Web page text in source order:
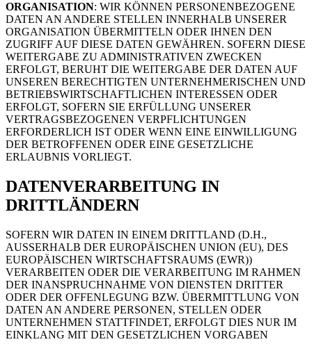
ORGANISATION: WIR KÖNNEN PERSONENBEZOGENE
DATEN AN ANDERE STELLEN INNERHALB UNSERER
ORGANISATION ÜBERMITTELN ODER IHNEN DEN
ZUGRIFF AUF DIESE DATEN GEWÄHREN. SOFERN DIESE
WEITERGABE ZU ADMINISTRATIVEN ZWECKEN
ERFOLGT, BERUHT DIE WEITERGABE DER DATEN AUF
UNSEREN BERECHTIGTEN UNTERNEHMERISCHEN UND
BETRIEBSWIRTSCHAFTLICHEN INTERESSEN ODER
ERFOLGT, SOFERN SIE ERFÜLLUNG UNSERER
VERTRAGSBEZOGENEN VERPFLICHTUNGEN
ERFORDERLICH IST ODER WENN EINE EINWILLIGUNG
DER BETROFFENEN ODER EINE GESETZLICHE
ERLAUBNIS VORLIEGT.
DATENVERARBEITUNG IN
DRITTLÄNDERN
SOFERN WIR DATEN IN EINEM DRITTLAND (D.H.,
AUSSERHALB DER EUROPÄISCHEN UNION (EU), DES
EUROPÄISCHEN WIRTSCHAFTSRAUMS (EWR))
VERARBEITEN ODER DIE VERARBEITUNG IM RAHMEN
DER INANSPRUCHNAHME VON DIENSTEN DRITTER
ODER DER OFFENLEGUNG BZW. ÜBERMITTLUNG VON
DATEN AN ANDERE PERSONEN, STELLEN ODER
UNTERNEHMEN STATTFINDET, ERFOLGT DIES NUR IM
EINKLANG MIT DEN GESETZLICHEN VORGABEN